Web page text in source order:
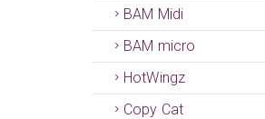
BAM Midi
BAM micro
HotWingz
Copy Cat